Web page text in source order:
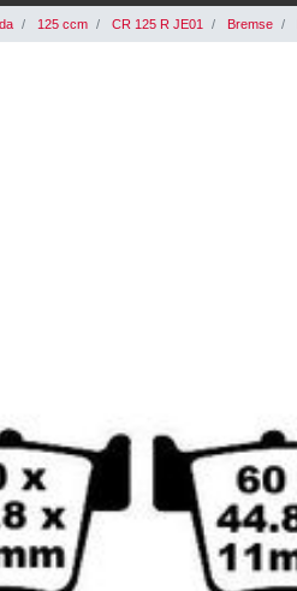
125 ccm CR 125 R JE01 Bremse